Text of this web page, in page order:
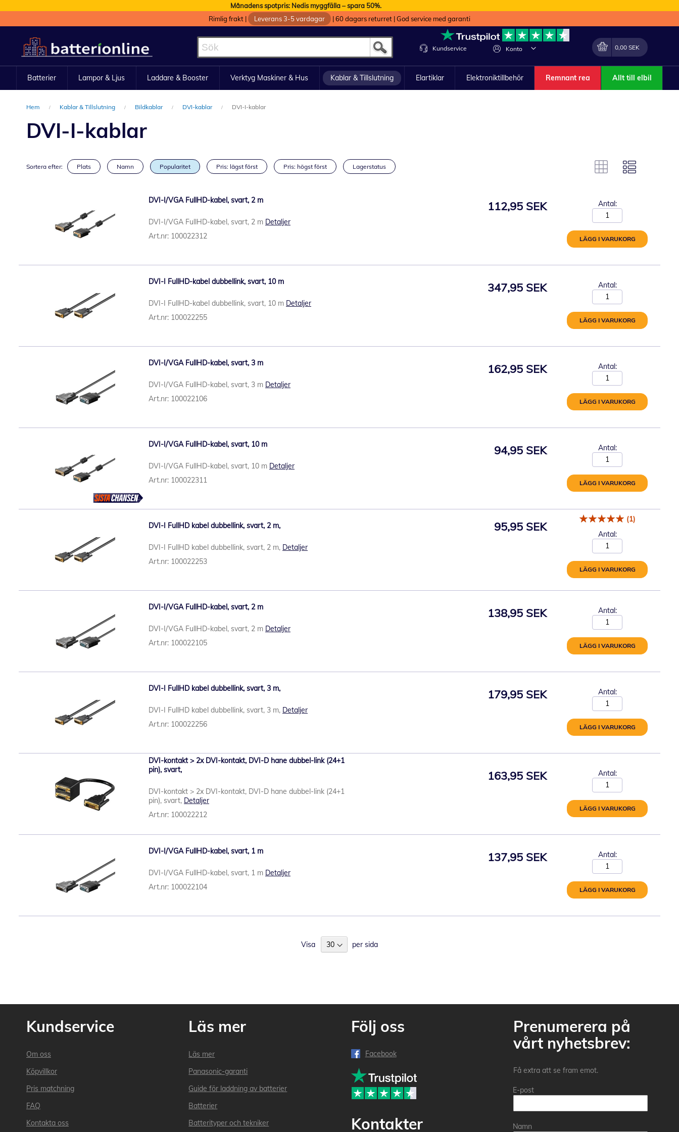
Månadens spotpris: Nedis myggfälla – spara 50%.
Rimlig frakt | Leverans 3-5 vardagar |60 dagars returret |God service med garanti
till
innehållet
Konto Förändra
Min kundvagn
0,00 SEK
Kundservice
Batterier Lampor & Ljus Laddare & Booster Verktyg Maskiner & Hus Kablar & Tillslutning Elartiklar Elektroniktillbehör Remnant rea Allt till elbil
Hem Kablar & Tillslutning Bildkablar DVI-kablar DVI-I-kablar
DVI-I-kablar
Sortera efter: Plats Namn Popularitet Pris: lägst först Pris: högst först Lagerstatus
DVI-I/VGA FullHD-kabel, svart, 2 m
DVI-I/VGA FullHD-kabel, svart, 2 m Detaljer
Art.nr: 100022312
112,95 SEK Antal:
LÄGG I VARUKORG
DVI-I FullHD-kabel dubbellink, svart, 10 m
DVI-I FullHD-kabel dubbellink, svart, 10 m Detaljer
Art.nr: 100022255
347,95 SEK Antal:
LÄGG I VARUKORG
DVI-I/VGA FullHD-kabel, svart, 3 m
DVI-I/VGA FullHD-kabel, svart, 3 m Detaljer
Art.nr: 100022106
162,95 SEK Antal:
LÄGG I VARUKORG
DVI-I/VGA FullHD-kabel, svart, 10 m
DVI-I/VGA FullHD-kabel, svart, 10 m Detaljer
Art.nr: 100022311
94,95 SEK Antal:
LÄGG I VARUKORG
DVI-I FullHD kabel dubbellink, svart, 2 m,
DVI-I FullHD kabel dubbellink, svart, 2 m, Detaljer
Art.nr: 100022253
95,95 SEK
(1)
Antal:
LÄGG I VARUKORG
DVI-I/VGA FullHD-kabel, svart, 2 m
DVI-I/VGA FullHD-kabel, svart, 2 m Detaljer
Art.nr: 100022105
138,95 SEK Antal:
LÄGG I VARUKORG
DVI-I FullHD kabel dubbellink, svart, 3 m,
DVI-I FullHD kabel dubbellink, svart, 3 m, Detaljer
Art.nr: 100022256
179,95 SEK Antal:
LÄGG I VARUKORG
DVI-kontakt > 2x DVI-kontakt, DVI-D hane dubbel-link (24+1
pin), svart,
DVI-kontakt > 2x DVI-kontakt, DVI-D hane dubbel-link (24+1
pin), svart, Detaljer
Art.nr: 100022212
163,95 SEK Antal:
LÄGG I VARUKORG
DVI-I/VGA FullHD-kabel, svart, 1 m
DVI-I/VGA FullHD-kabel, svart, 1 m Detaljer
Art.nr: 100022104
137,95 SEK Antal:
LÄGG I VARUKORG
Visa per sida
Kundservice
Om oss
Köpvillkor
Pris matchning
FAQ
Kontakta oss
Läs mer
Läs mer
Panasonic-garanti
Guide för laddning av batterier
Batterier
Batterityper och tekniker
Följ oss
Facebook
Kontakter
Prenumerera på
vårt nyhetsbrev:
Få extra att se fram emot.
E-post
Namn